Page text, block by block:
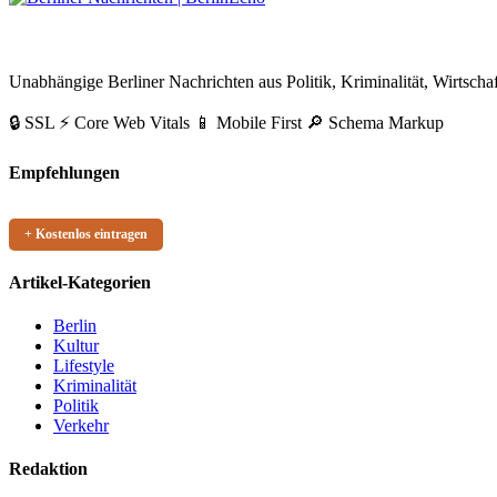
Beiträge
Unabhängige Berliner Nachrichten aus Politik, Kriminalität,
🔒 SSL ⚡ Core Web Vitals 📱 Mobile First 🔎 Schema Markup
Empfehlungen
+ Kostenlos eintragen
Artikel-Kategorien
Berlin
Kultur
Lifestyle
Kriminalität
Politik
Verkehr
Redaktion